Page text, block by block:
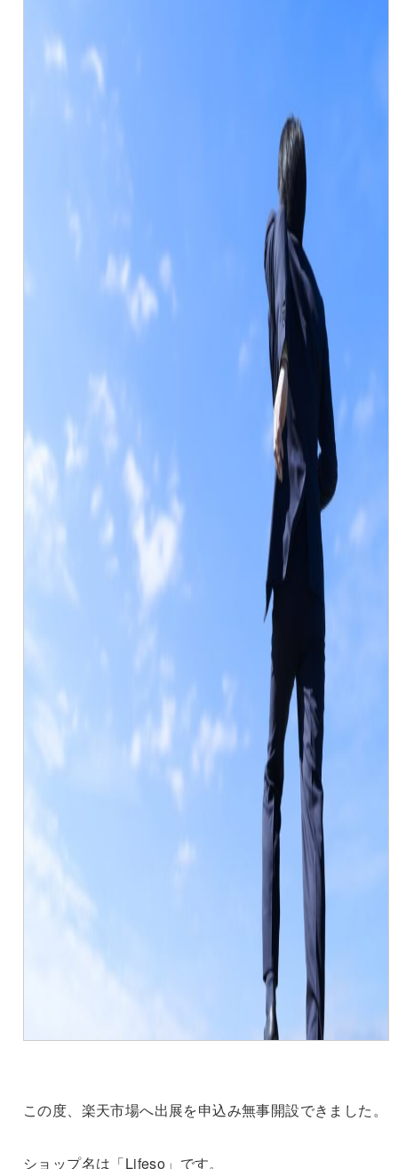
この度、楽天市場へ出展を申込み無事開設できました。
ショップ名は「Lifeso」です。